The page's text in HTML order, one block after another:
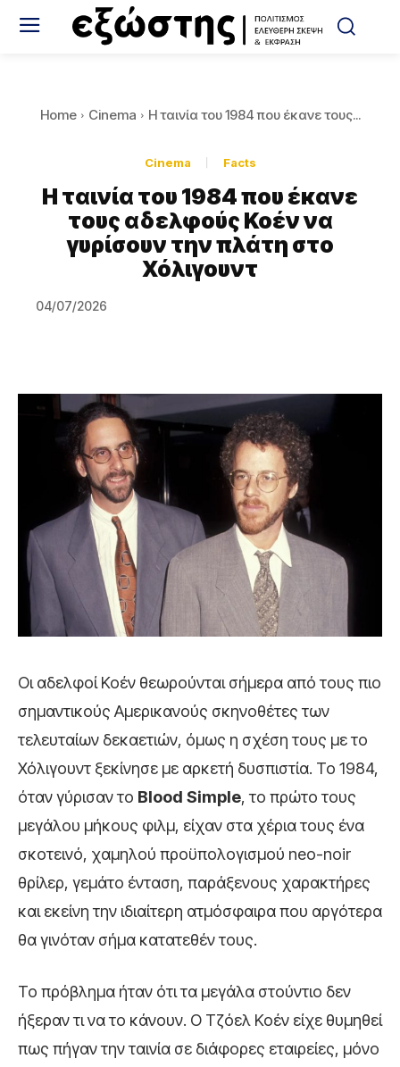
Home Cinema Η ταινία του 1984 που έκανε τους...
Cinema Facts
Η ταινία του 1984 που έκανε
τους αδελφούς Κοέν να
γυρίσουν την πλάτη στο
Χόλιγουντ
04/07/2026
Οι αδελφοί Κοέν θεωρούνται σήμερα από τους πιο
σημαντικούς Αμερικανούς σκηνοθέτες των
τελευταίων δεκαετιών, όμως η σχέση τους με το
Χόλιγουντ ξεκίνησε με αρκετή δυσπιστία. Το 1984,
όταν γύρισαν το Blood Simple, το πρώτο τους
μεγάλου μήκους φιλμ, είχαν στα χέρια τους ένα
σκοτεινό, χαμηλού προϋπολογισμού neo-noir
θρίλερ, γεμάτο ένταση, παράξενους χαρακτήρες
και εκείνη την ιδιαίτερη ατμόσφαιρα που αργότερα
θα γινόταν σήμα κατατεθέν τους.
Το πρόβλημα ήταν ότι τα μεγάλα στούντιο δεν
ήξεραν τι να το κάνουν. Ο Τζόελ Κοέν είχε θυμηθεί
πως πήγαν την ταινία σε διάφορες εταιρείες, μόνο